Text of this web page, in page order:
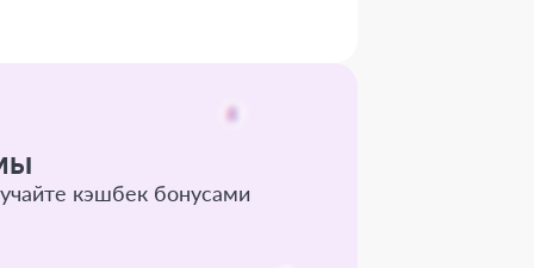
кэшбек бонусами